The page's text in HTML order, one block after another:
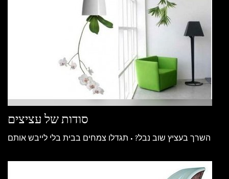
סודות של עציצים
השרך בעציץ שוב נבל? • תגדלו צמחים בבית בלי לייבש אותם